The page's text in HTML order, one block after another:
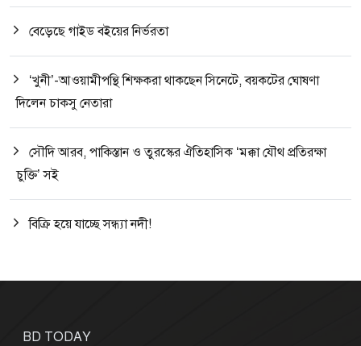
বেড়েছে গাইড বইয়ের নির্ভরতা
‘খুনী’-আওয়ামীপন্থি শিক্ষকরা থাকছেন সিনেটে, বয়কটের ঘোষণা
দিলেন চাকসু নেতারা
সৌদি আরব, পাকিস্তান ও তুরস্কের ঐতিহাসিক ‘মক্কা যৌথ প্রতিরক্ষা
চুক্তি’ সই
বিক্রি হয়ে যাচ্ছে সন্ধ্যা নদী!
BD TODAY